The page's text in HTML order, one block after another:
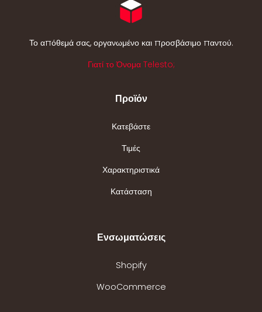
Το απόθεμά σας, οργανωμένο και προσβάσιμο παντού.
Γιατί το Όνομα Telesto;
Προϊόν
Κατεβάστε
Τιμές
Χαρακτηριστικά
Κατάσταση
Ενσωματώσεις
Shopify
WooCommerce